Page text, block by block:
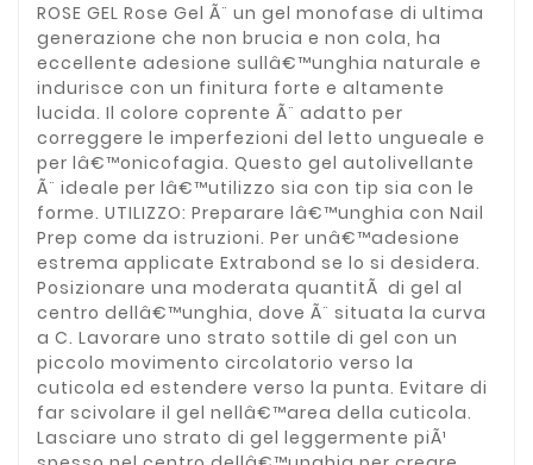
ROSE GEL Rose Gel Ã¨ un gel monofase di ultima
generazione che non brucia e non cola, ha
eccellente adesione sullâ€™unghia naturale e
indurisce con un finitura forte e altamente
lucida. Il colore coprente Ã¨ adatto per
correggere le imperfezioni del letto ungueale e
per lâ€™onicofagia. Questo gel autolivellante
Ã¨ ideale per lâ€™utilizzo sia con tip sia con le
forme. UTILIZZO: Preparare lâ€™unghia con Nail
Prep come da istruzioni. Per unâ€™adesione
estrema applicate Extrabond se lo si desidera.
Posizionare una moderata quantitÃ di gel al
centro dellâ€™unghia, dove Ã¨ situata la curva
a C. Lavorare uno strato sottile di gel con un
piccolo movimento circolatorio verso la
cuticola ed estendere verso la punta. Evitare di
far scivolare il gel nellâ€™area della cuticola.
Lasciare uno strato di gel leggermente piÃ¹